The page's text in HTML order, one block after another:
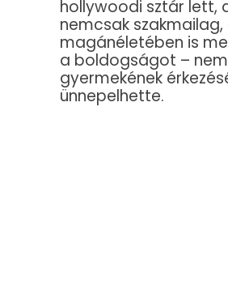
hollywoodi sztár lett,
nemcsak szakmailag,
magánéletében is
a boldogságot –
gyermekének
ünnepelhette.